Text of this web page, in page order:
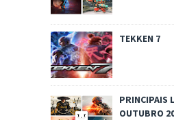
TEKKEN 7
PRINCIPAIS
OUTUBRO